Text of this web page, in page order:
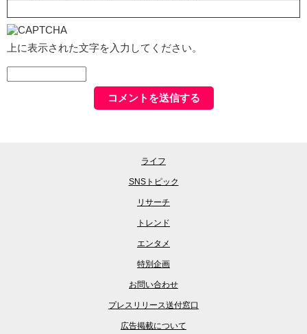
上に表示された文字を入力してください。
ライフ
SNSトピック
リサーチ
トレンド
エンタメ
特別企画
お問い合わせ
プレスリリース送付窓口
広告掲載について